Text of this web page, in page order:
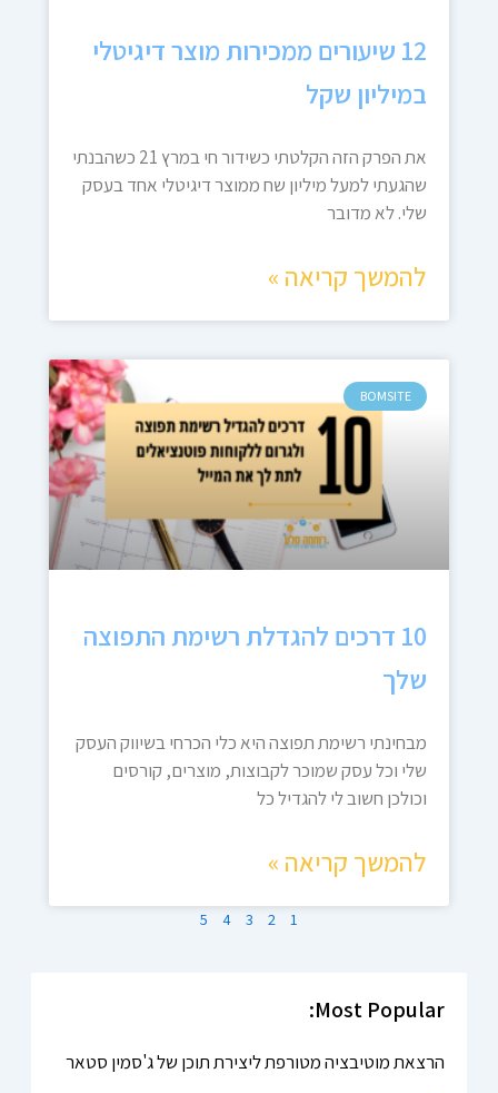
12 שיעורים ממכירות מוצר דיגיטלי
במיליון שקל
את הפרק הזה הקלטתי כשידור חי במרץ 21 כשהבנתי
שהגעתי למעל מיליון שח ממוצר דיגיטלי אחד בעסק
שלי. לא מדובר
להמשך קריאה »
BOMSITE
10 דרכים להגדלת רשימת התפוצה
שלך
מבחינתי רשימת תפוצה היא כלי הכרחי בשיווק העסק
שלי וכל עסק שמוכר לקבוצות, מוצרים, קורסים
וכולכן חשוב לי להגדיל כל
להמשך קריאה »
1
2
3
4
5
Most Popular:
הרצאת מוטיבציה מטורפת ליצירת תוכן של ג'סמין סטאר